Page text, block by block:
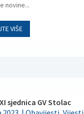
novine...
VIŠE
sjednica GV Stolac